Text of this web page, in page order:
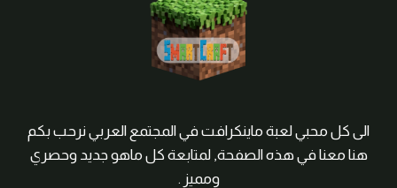
الى كل محبي لعبة ماينكرافت في المجتمع العربي نرحب بكم
هنا معنا في هذه الصفحة, لمتابعة كل ماهو جديد وحصري
ومميز .